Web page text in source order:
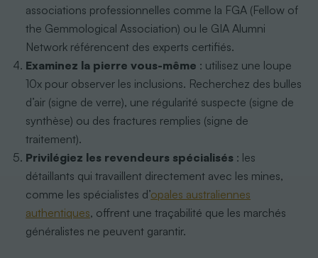
associations professionnelles comme la FGA (Fellow of
the Gemmological Association) ou le GIA Alumni
Network référencent des experts certifiés.
Examinez la pierre vous-même : utilisez une loupe
10x pour observer les inclusions. Recherchez des bulles
d’air (signe de verre), une régularité suspecte (signe de
synthèse) ou des fractures remplies (signe de
traitement).
Privilégiez les revendeurs spécialisés : les
détaillants qui travaillent directement avec les mines,
comme les spécialistes d’opales australiennes
authentiques, offrent une traçabilité que les marchés
généralistes ne peuvent garantir.